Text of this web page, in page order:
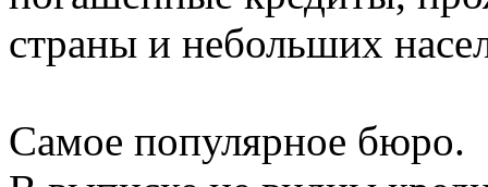
страны и небольших
Самое популярное бюро.